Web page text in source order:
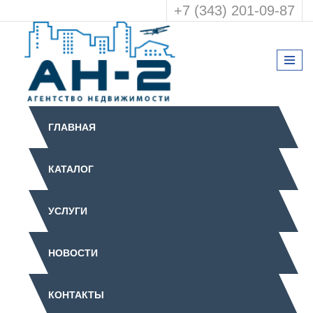
+7 (343) 201-09-87
ГЛАВНАЯ
КАТАЛОГ
УСЛУГИ
НОВОСТИ
КОНТАКТЫ